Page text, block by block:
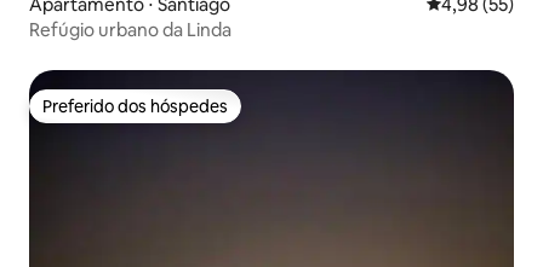
Refúgio urbano da Linda
Preferido dos hóspedes
Preferido dos hóspedes